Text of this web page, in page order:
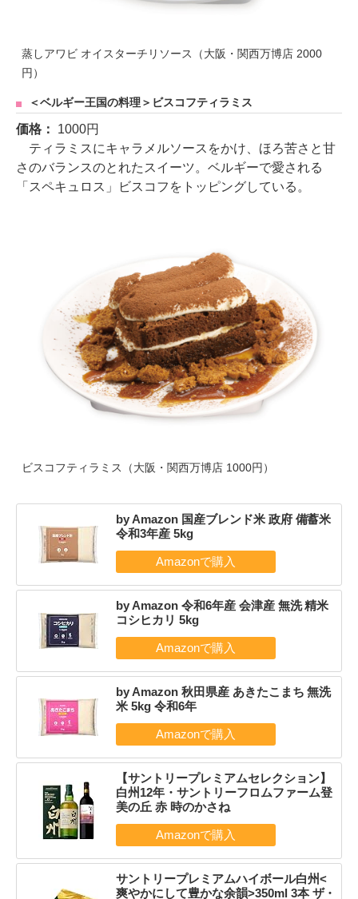
蒸しアワビ オイスターチリソース（大阪・関西万博店 2000
円）
＜ベルギー王国の料理＞ビスコフティラミス
価格： 1000円
ティラミスにキャラメルソースをかけ、ほろ苦さと甘
さのバランスのとれたスイーツ。ベルギーで愛される
「スペキュロス」ビスコフをトッピングしている。
ビスコフティラミス（大阪・関西万博店 1000円）
by Amazon 国産ブレンド米 政府 備蓄米
令和3年産 5kg
by Amazon 令和6年産 会津産 無洗 精米
コシヒカリ 5kg
by Amazon 秋田県産 あきたこまち 無洗
米 5kg 令和6年
【サントリープレミアムセレクション】
白州12年・サントリーフロムファーム登
美の丘 赤 時のかさね
サントリープレミアムハイボール白州<
爽やかにして豊かな余韻>350ml 3本 ザ・